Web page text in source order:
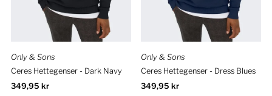
Only & Sons
Ceres Hettegenser - Dark Navy
Ordinær
349,95 kr
Only & Sons
Ceres Hettegenser - Dress Blues
Ordinær
349,95 kr